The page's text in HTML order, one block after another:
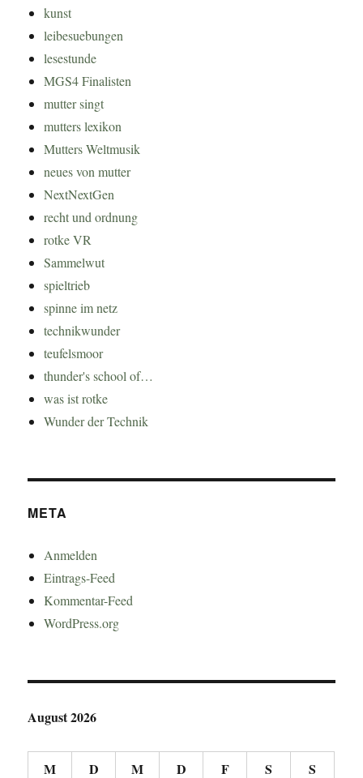
kunst
leibesuebungen
lesestunde
MGS4 Finalisten
mutter singt
mutters lexikon
Mutters Weltmusik
neues von mutter
NextNextGen
recht und ordnung
rotke VR
Sammelwut
spieltrieb
spinne im netz
technikwunder
teufelsmoor
thunder's school of…
was ist rotke
Wunder der Technik
META
Anmelden
Eintrags-Feed
Kommentar-Feed
WordPress.org
August 2026
M D M D F S S